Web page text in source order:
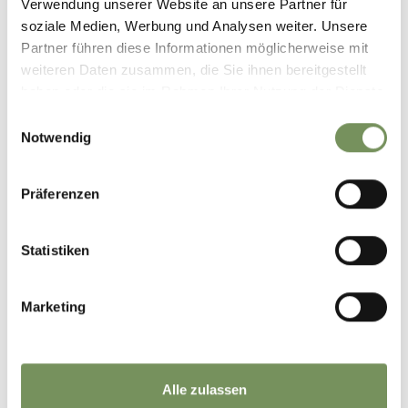
Verwendung unserer Website an unsere Partner für
soziale Medien, Werbung und Analysen weiter. Unsere
Partner führen diese Informationen möglicherweise mit
weiteren Daten zusammen, die Sie ihnen bereitgestellt
Notwendig
Präferenzen
Statistiken
Marketing
Alle zulassen
ferien@schildhof-ebion.com
+39 348 7795158